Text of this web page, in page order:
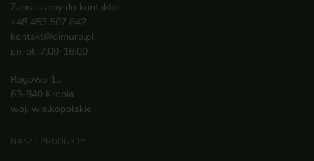
Zapraszamy do kontaktu:
+48 453 507 842
kontakt@dimuro.pl
pn-pt: 7:00-16:00
Rogowo 1a
63-840 Krobia
woj. wielkopolskie
NASZE PRODUKTY